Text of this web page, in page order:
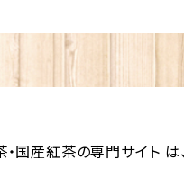
産紅茶の専門サイト は